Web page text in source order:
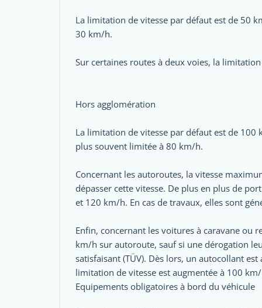
La limitation de vitesse par défaut est de 50
30 km/h.
Sur certaines routes à deux voies, la
Hors agglomération
La limitation de vitesse par défaut est de 100
plus souvent limitée à 80 km/h.
Concernant les autoroutes, la vitesse
dépasser cette vitesse. De plus en plus de
et 120 km/h. En cas de travaux, elles sont
Enfin, concernant les voitures à caravane ou
km/h sur autoroute, sauf si une dérogation
satisfaisant (TÜV). Dès lors, un autocollant
limitation de vitesse est augmentée à 100
Equipements obligatoires à bord du véhicule